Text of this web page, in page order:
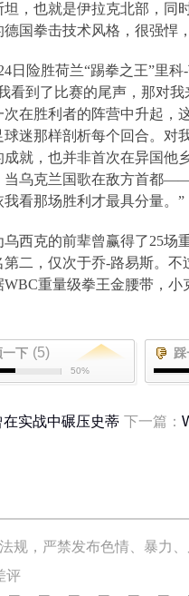
，也就是伊拉克北部，同
国拳击技术风格，很强悍
日险胜荷兰“踢拳之王”里科-
看到了比赛的尾声，那对
在胜利者的阵营中升起，
迷那样剖析每个回合。对
就，也并非首次在异国他
乌克兰国歌在敌方首都
看那场胜利才最具分量。”
西克的前辈曾赢得了25场
二，仅次于乔-路易斯。不
WBC重量级拳王金腰带，小
一下 (5)
50%
下一篇：
实战中碾压史蒂
规，严禁发布色情、暴力
评